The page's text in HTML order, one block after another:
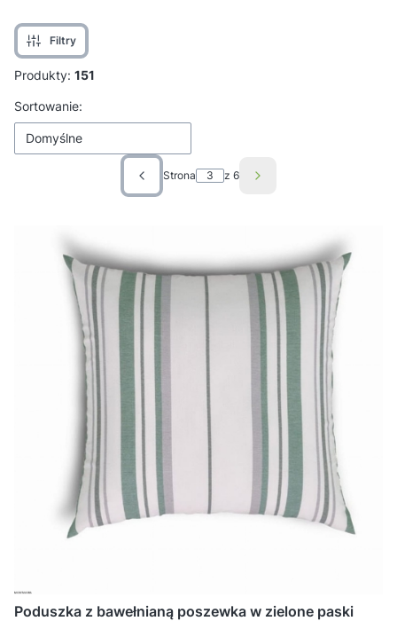
Filtry
Produkty: 151
Lista produktów
Sortowanie:
Domyślne
Poprzednie produkty
Strona z 6 Następne produkty
Poduszka z bawełnianą poszewka w zielone paski